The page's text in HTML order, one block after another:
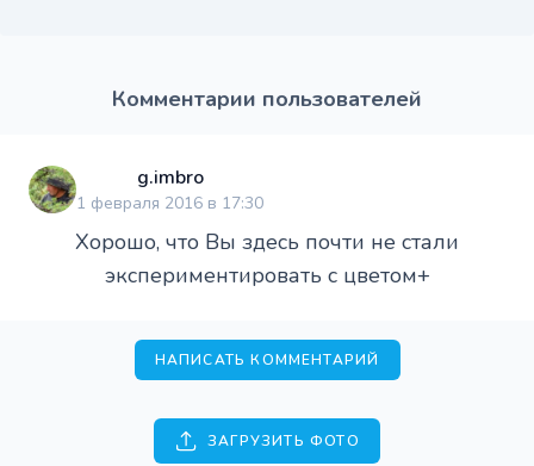
Комментарии пользователей
g.imbro
1 февраля 2016 в 17:30
Хорошо, что Вы здесь почти не стали
экспериментировать с цветом+
НАПИСАТЬ КОММЕНТАРИЙ
ЗАГРУЗИТЬ ФОТО